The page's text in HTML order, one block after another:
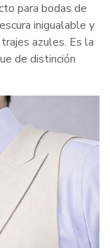
para bodas de
inigualable y
azules. Es la
de distinción